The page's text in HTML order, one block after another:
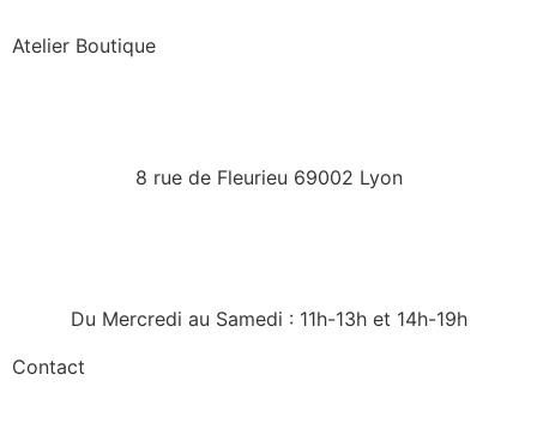
Atelier Boutique
8 rue de Fleurieu 69002 Lyon
Du Mercredi au Samedi : 11h-13h et 14h-19h
Contact